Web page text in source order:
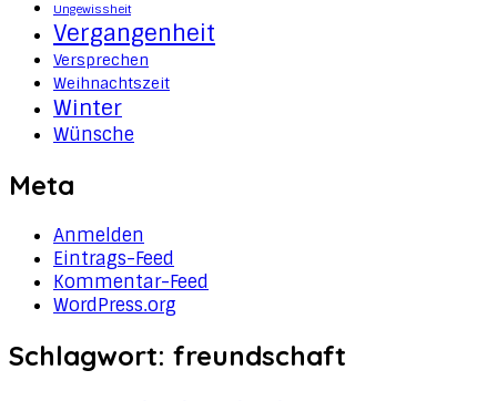
Ungewissheit
Vergangenheit
Versprechen
Weihnachtszeit
Winter
Wünsche
Meta
Anmelden
Eintrags-Feed
Kommentar-Feed
WordPress.org
Schlagwort: freundschaft